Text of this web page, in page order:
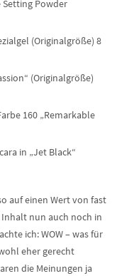
Setting Powder
(Originalgröße) 8
(Originalgröße)
160 „Remarkable
in „Jet Black“
auf einen Wert von fast
nun auch noch in
ich: WOW – was für
eher gerecht
die Meinungen ja